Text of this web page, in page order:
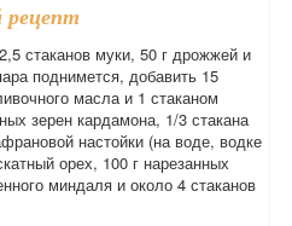
стаканов муки, 50 г дрожжей и
поднимется, добавить 15
масла и 1 стаканом
зерен кардамона, 1/3 стакана
настойки (на воде, водке
орех, 100 г нарезанных
миндаля и около 4 стаканов